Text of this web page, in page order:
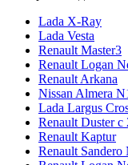
Lada X-Ray
Lada Vesta
Renault Master3
Renault Logan
Renault Arkana
Nissan Almera
Lada Largus
Renault Duster с
Renault Kaptur
Renault Sandero